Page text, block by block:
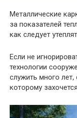
Металлические
за показателей
как следует
Если не
технологии
служить много
которому